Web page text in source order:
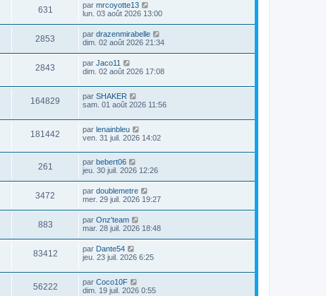
631 par mrcoyotte13
lun. 03 août 2026 13:00
2853 par drazenmirabelle
dim. 02 août 2026 21:34
2843 par Jaco11
dim. 02 août 2026 17:08
164829 par SHAKER
sam. 01 août 2026 11:56
181442 par lenainbleu
ven. 31 juil. 2026 14:02
261 par bebert06
jeu. 30 juil. 2026 12:26
3472 par doublemetre
mer. 29 juil. 2026 19:27
883 par Onz'team
mar. 28 juil. 2026 18:48
83412 par Dante54
jeu. 23 juil. 2026 6:25
56222 par Coco10F
dim. 19 juil. 2026 0:55